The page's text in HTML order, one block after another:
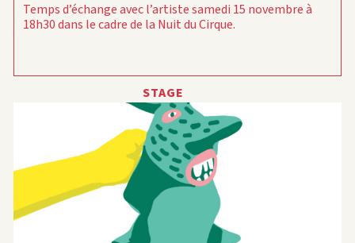
Temps d’échange avec l’artiste samedi 15 novembre à
18h30 dans le cadre de la Nuit du Cirque.
STAGE